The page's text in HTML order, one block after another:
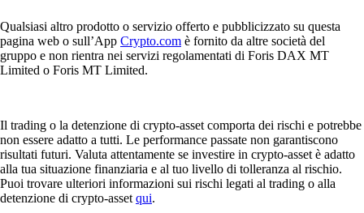
Qualsiasi altro prodotto o servizio offerto e pubblicizzato su questa
pagina web o sull’App Crypto.com è fornito da altre società del
gruppo e non rientra nei servizi regolamentati di Foris DAX MT
Limited o Foris MT Limited.
Il trading o la detenzione di crypto-asset comporta dei rischi e potrebbe
non essere adatto a tutti. Le performance passate non garantiscono
risultati futuri. Valuta attentamente se investire in crypto-asset è adatto
alla tua situazione finanziaria e al tuo livello di tolleranza al rischio.
Puoi trovare ulteriori informazioni sui rischi legati al trading o alla
detenzione di crypto-asset qui.